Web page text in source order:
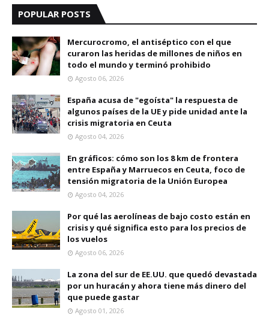
POPULAR POSTS
Mercurocromo, el antiséptico con el que
curaron las heridas de millones de niños en
todo el mundo y terminó prohibido
Agosto 06, 2026
España acusa de "egoísta" la respuesta de
algunos países de la UE y pide unidad ante la
crisis migratoria en Ceuta
Agosto 04, 2026
En gráficos: cómo son los 8 km de frontera
entre España y Marruecos en Ceuta, foco de
tensión migratoria de la Unión Europea
Agosto 04, 2026
Por qué las aerolíneas de bajo costo están en
crisis y qué significa esto para los precios de
los vuelos
Agosto 06, 2026
La zona del sur de EE.UU. que quedó devastada
por un huracán y ahora tiene más dinero del
que puede gastar
Agosto 01, 2026